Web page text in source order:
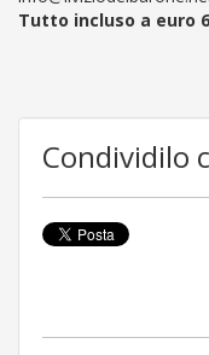
Tutto incluso a euro
Condividilo